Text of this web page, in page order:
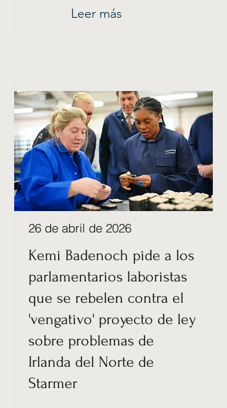
Leer más
26 de abril de 2026
Kemi Badenoch pide a los
parlamentarios laboristas
que se rebelen contra el
'vengativo' proyecto de ley
sobre problemas de
Irlanda del Norte de
Starmer